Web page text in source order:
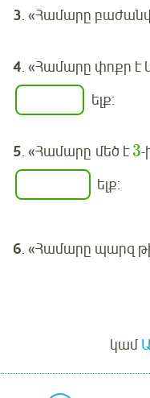
3. «Համարը
4. «Համարը փոքր
ելք:
5. «Համարը մեծ է3-
ելք:
6. «Համարը պարզ
կամ